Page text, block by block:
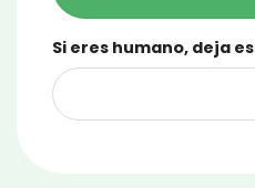
Si eres humano, deja